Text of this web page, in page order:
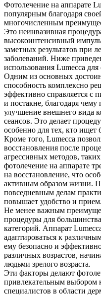
Фотолечение на аппарате
популярным благодаря
многочисленным
Это неинвазивная
высокоинтенсивный
заметных результатов при
заболеваний. Ниже
использования Lumecca
Одним из основных
способность комплексно
эффективно справляется с
и постакне, благодаря
улучшение внешнего вида
сеансов. Это делает
особенно для тех, кто
Кроме того, Lumecca
восстановления после
агрессивных методов,
фотолечение на аппарате
на восстановление, что
активным образом жизни.
повседневным делам
повышает удобство и
Не менее важным
процедуры для
категорий. Аппарат
адаптироваться к
ему безопасно и
различных возрастов,
людьми зрелого возраста.
Эти факторы делают
привлекательным выбором
специалистов в области